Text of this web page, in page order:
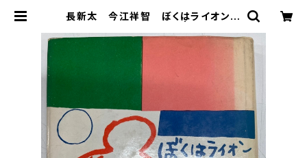
長新太 今江祥智 ぼくはライオン
クス